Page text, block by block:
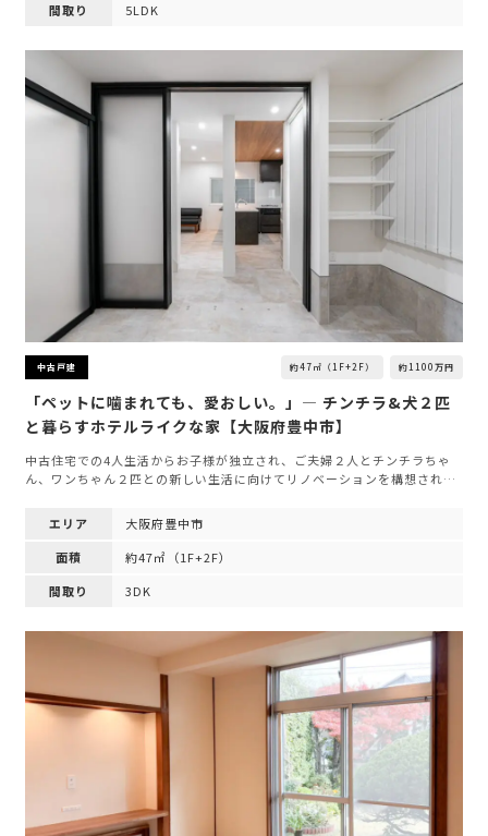
間取り
5LDK
中古戸建 約47㎡（1F+2F） 約1100万円
「ペットに噛まれても、愛おしい。」— チンチラ&犬２匹
と暮らすホテルライクな家【大阪府豊中市】
中古住宅での4人生活からお子様が独立され、ご夫婦２人とチンチラちゃ
ん、ワンちゃん２匹との新しい生活に向けてリノベーションを構想され…
エリア
大阪府豊中市
面積
約47㎡（1F+2F）
間取り
3DK